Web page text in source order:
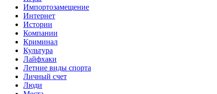
Импортозамещение
Интернет
Истории
Компании
Криминал
Культура
Лайфхаки
Летние виды спорта
Личный счет
Люди